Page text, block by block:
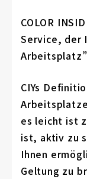
COLOR
Service, der
CIYs
es leicht ist
ist, aktiv zu
Ihnen
Geltung zu